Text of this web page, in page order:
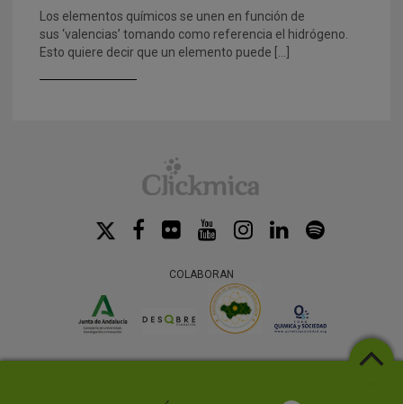
Los elementos químicos se unen en función de
sus ‘valencias’ tomando como referencia el hidrógeno.
Esto quiere decir que un elemento puede […]
COLABORAN